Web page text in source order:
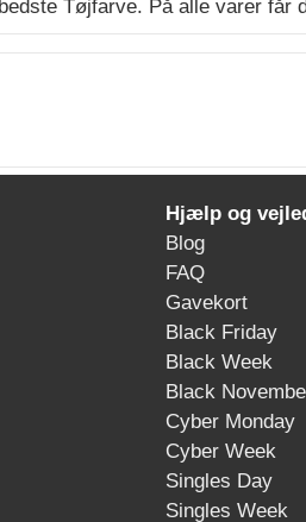
Tøjfarve. På alle varer får
Hjælp og
Blog
FAQ
Gavekort
Black Friday
Black Week
Black
Cyber Monday
Cyber Week
Singles Day
Singles Week